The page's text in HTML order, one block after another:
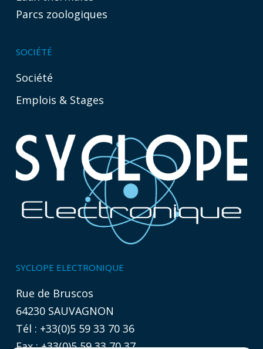
Parcs zoologiques
SOCIÉTÉ
Société
Emplois & Stages
SYCLOPE ELECTRONIQUE
Rue de Bruscos
64230 SAUVAGNON
Tél : +33(0)5 59 33 70 36
Fax : +33(0)5 59 33 70 37